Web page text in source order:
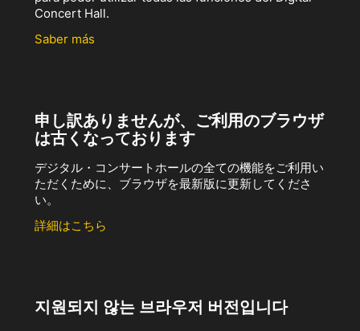
Concert Hall.
Saber más
申し訳ありませんが、ご利用のブラウザ
は古くなっております
デジタル・コンサートホールの全ての機能をご利用い
ただくために、ブラウザを最新版に更新してくださ
い。
詳細はこちら
지원되지 않는 브라우저 버전입니다